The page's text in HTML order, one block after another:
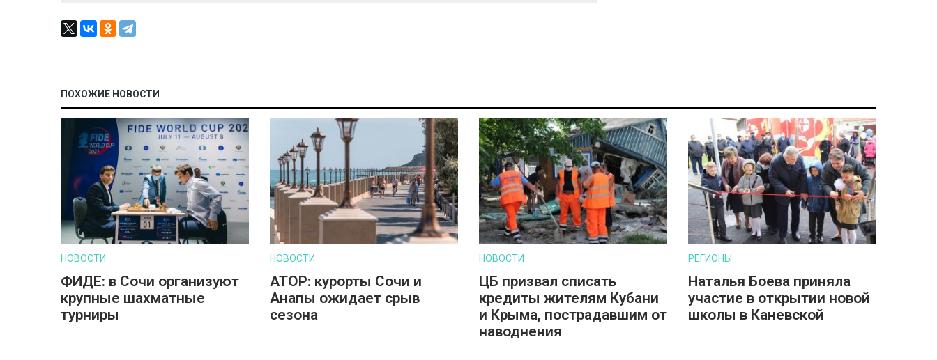
ПОХОЖИЕ НОВОСТИ
НОВОСТИ
ФИДЕ: в Сочи организуют
крупные шахматные
турниры
НОВОСТИ
АТОР: курорты Сочи и
Анапы ожидает срыв
сезона
НОВОСТИ
ЦБ призвал списать
кредиты жителям Кубани
и Крыма, пострадавшим от
наводнения
РЕГИОНЫ
Наталья Боева приняла
участие в открытии новой
школы в Каневской